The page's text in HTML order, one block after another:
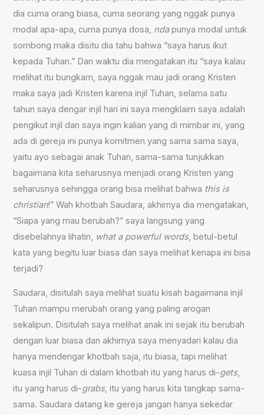
dia cuma orang biasa, cuma seorang yang nggak punya
modal apa-apa, cuma punya dosa, ndapunya modal untuk
sombong maka disitu dia tahu bahwa “saya harus ikut
kepada Tuhan.” Dan waktu dia mengatakan itu “saya kalau
melihat itu bungkam, saya nggak mau jadi orang Kristen
maka saya jadi Kristen karena injil Tuhan, selama satu
tahun saya dengar injil hari ini saya mengklaim saya adalah
pengikut injil dan saya ingin kalian yang di mimbar ini, yang
ada di gereja ini punya komitmen yang sama sama saya,
yaitu ayo sebagai anak Tuhan, sama-sama tunjukkan
bagaimana kita seharusnya menjadi orang Kristen yang
seharusnya sehingga orang bisa melihat bahwa this is
christian!” Wah khotbah Saudara, akhirnya dia mengatakan,
“Siapa yang mau berubah?” saya langsung yang
disebelahnya lihatin, what a powerful words, betul-betul
kata yang begitu luar biasa dan saya melihat kenapa ini bisa
terjadi?
Saudara, disitulah saya melihat suatu kisah bagaimana injil
Tuhan mampu merubah orang yang paling arogan
sekalipun. Disitulah saya melihat anak ini sejak itu berubah
dengan luar biasa dan akhirnya saya menyadari kalau dia
hanya mendengar khotbah saja, itu biasa, tapi melihat
kuasa injil Tuhan di dalam khotbah itu yang harus di-gets,
itu yang harus di-grabs, itu yang harus kita tangkap sama-
sama. Saudara datang ke gereja jangan hanya sekedar